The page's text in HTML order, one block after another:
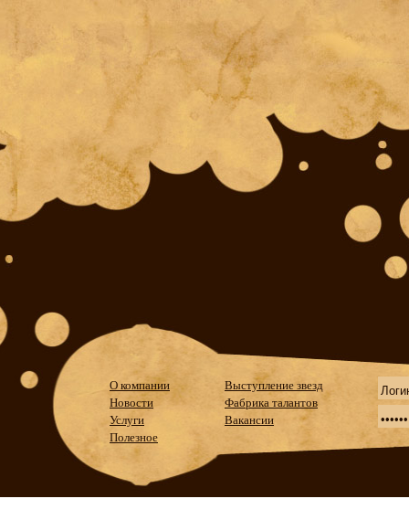
О компании
Новости
Услуги
Полезное
Выступление звезд
Фабрика талантов
Вакансии